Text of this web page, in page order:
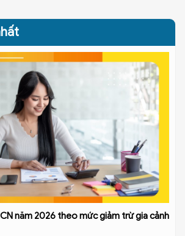
năm 2026 theo mức giảm trừ gia cảnh